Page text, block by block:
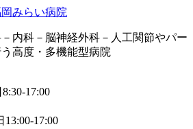
内科－脳神経外科－人工関節やパー
高度・多機能型病院
17:00
13:00-17:00